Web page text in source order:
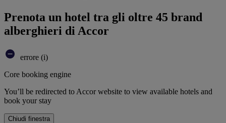
Prenota un hotel tra gli oltre 45 brand
alberghieri di Accor
errore (i)
Core booking engine
You’ll be redirected to Accor website to view available hotels and
book your stay
Chiudi finestra